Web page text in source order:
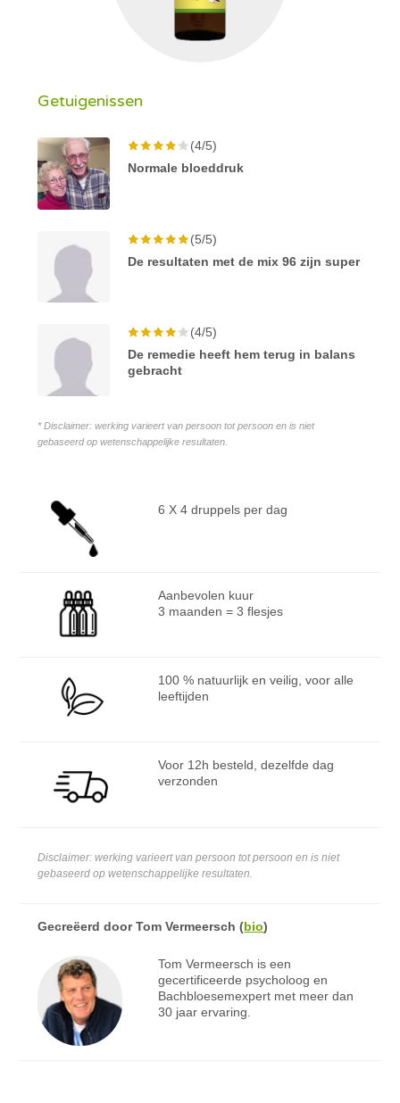
Getuigenissen
(4/5)
Normale bloeddruk
(5/5)
De resultaten met de mix 96 zijn super
(4/5)
De remedie heeft hem terug in balans
gebracht
* Disclaimer: werking varieert van persoon tot persoon en is niet
gebaseerd op wetenschappelijke resultaten.
6 X 4 druppels per dag
Aanbevolen kuur
3 maanden = 3 flesjes
100 % natuurlijk en veilig, voor alle
leeftijden
Voor 12h besteld, dezelfde dag
verzonden
Disclaimer: werking varieert van persoon tot persoon en is niet
gebaseerd op wetenschappelijke resultaten.
Gecreëerd doorTom Vermeersch (bio)
Tom Vermeersch is een
gecertificeerde psycholoog en
Bachbloesemexpert met meer dan
30 jaar ervaring.